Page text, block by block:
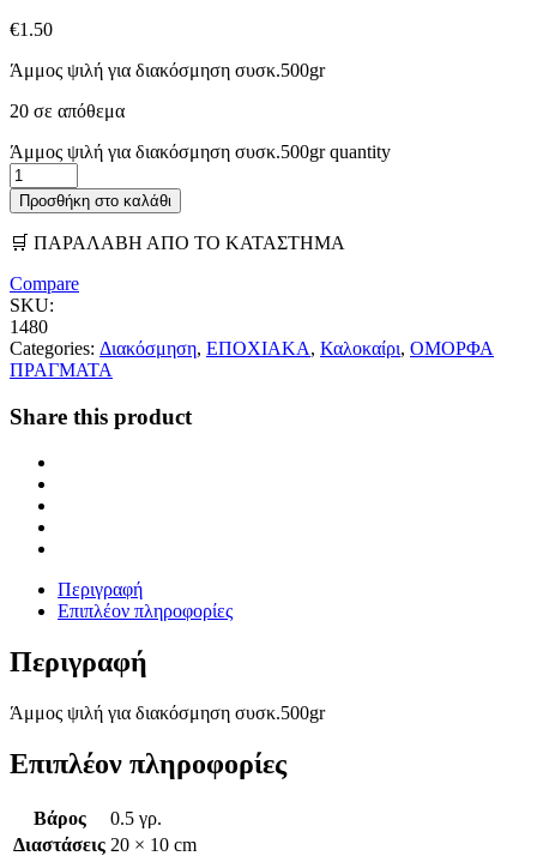
€1.50
Άμμος ψιλή για διακόσμηση συσκ.500gr
20 σε απόθεμα
Άμμος ψιλή για διακόσμηση συσκ.500gr quantity
Προσθήκη στο καλάθι
🛒 ΠΑΡΑΛΑΒΗ ΑΠΟ ΤΟ ΚΑΤΑΣΤΗΜΑ
Compare
SKU:
1480
Categories: Διακόσμηση, ΕΠΟΧΙΑΚΑ, Καλοκαίρι, ΟΜΟΡΦΑ
ΠΡΑΓΜΑΤΑ
Share this product
Περιγραφή
Επιπλέον πληροφορίες
Περιγραφή
Άμμος ψιλή για διακόσμηση συσκ.500gr
Επιπλέον πληροφορίες
Βάρος
0.5 γρ.
Διαστάσεις 20 × 10 cm